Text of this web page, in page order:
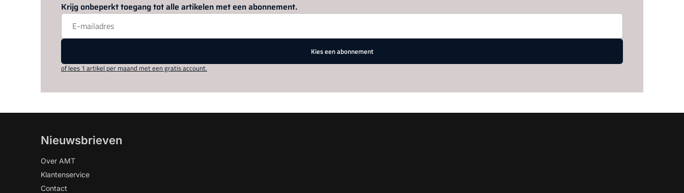
Krijg onbeperkt toegang tot alle artikelen met een abonnement.
Kies een abonnement
of lees 1 artikel per maand met een gratis account.
Nieuwsbrieven
Over AMT
Klantenservice
Contact